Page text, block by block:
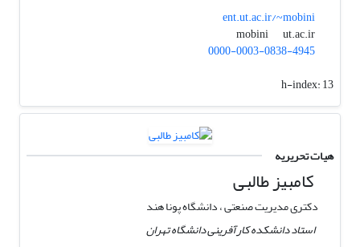
ent.ut.ac.ir/~mobini
mobini
ut.ac.ir
0000-0003-0838-4945
h-index:13
هیات تحریریه
کامبیز طالبی
دکتری مدیریت صنعتی ، دانشگاه پونا هند
استاد دانشکده کارآفرینی دانشگاه تهران